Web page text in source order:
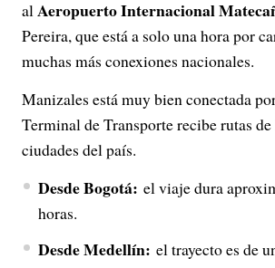
alAeropuerto Internacional
Pereira, que está a solo una hora por
muchas más conexiones nacionales.
Manizales está muy bien conectada
Terminal de Transporte recibe rutas
ciudades del país.
Desde Bogotá: el viaje dura
horas.
Desde Medellín: el trayecto es de